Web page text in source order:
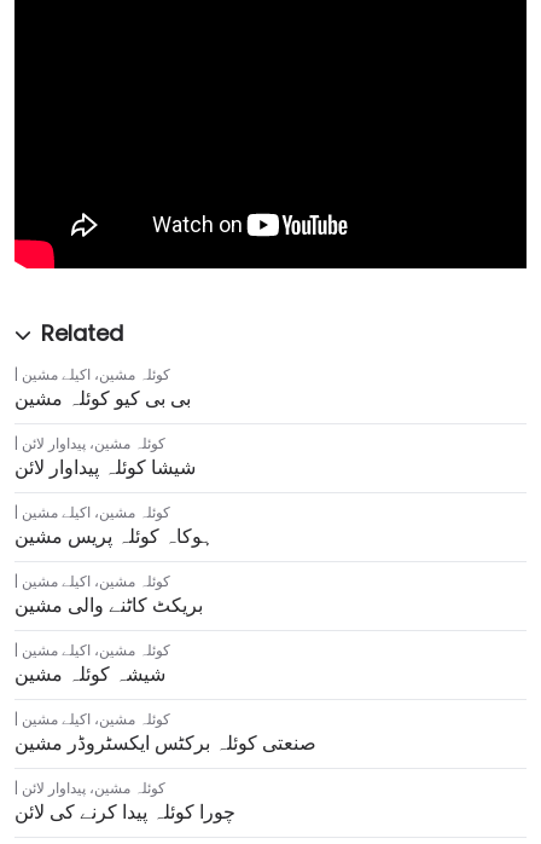
کوئلہ مشین، اکیلے مشین
بی بی کیو کوئلہ مشین
کوئلہ مشین، پیداوار لائن
شیشا کوئلہ پیداوار لائن
کوئلہ مشین، اکیلے مشین
ہوکاہ کوئلہ پریس مشین
کوئلہ مشین، اکیلے مشین
بریکٹ کاٹنے والی مشین
کوئلہ مشین، اکیلے مشین
شیشہ کوئلہ مشین
کوئلہ مشین، اکیلے مشین
صنعتی کوئلہ برکٹس ایکسٹروڈر مشین
کوئلہ مشین، پیداوار لائن
چورا کوئلہ پیدا کرنے کی لائن